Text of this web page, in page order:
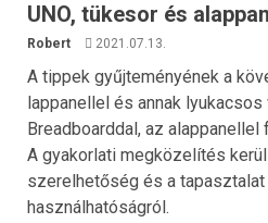
UNO, tükesor és
Robert 2021.07.13.
A tippek gyűjteményének a
lappanellel és annak
Breadboarddal, az alappanellel
A gyakorlati megközelítés
szerelhetőség és a tapasztalat
használhatóságról.